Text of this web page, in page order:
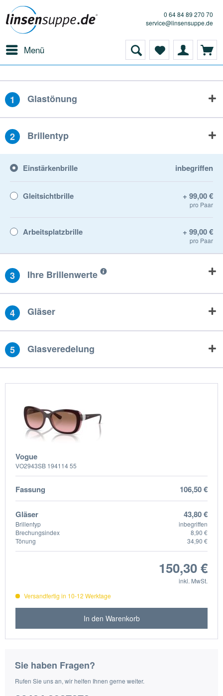
0 64 84 89 270 70
service@linsensuppe.de
Menü
1 Glastönung
2 Brillentyp
inbegriffen
Einstärkenbrille
+ 99,00 €
pro Paar
Gleitsichtbrille
+ 99,00 €
pro Paar
Arbeitsplatzbrille
3 Ihre Brillenwerte
4 Gläser
5 Glasveredelung
Vogue
VO2943SB 194114 55
Fassung 106,50 €
Gläser 43,80 €
Brillentyp
inbegriffen
Brechungsindex
8,90 €
Tönung
34,90 €
150,30 €
inkl. MwSt.
Versandfertig in 10-12 Werktage
In den Warenkorb
Sie haben Fragen?
Rufen Sie uns an, wir helfen Ihnen gerne weiter.